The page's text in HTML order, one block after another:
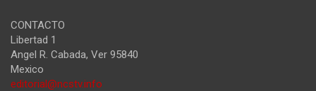
CONTACTO
Libertad 1
Angel R. Cabada, Ver 95840
Mexico
editorial@ncstv.info